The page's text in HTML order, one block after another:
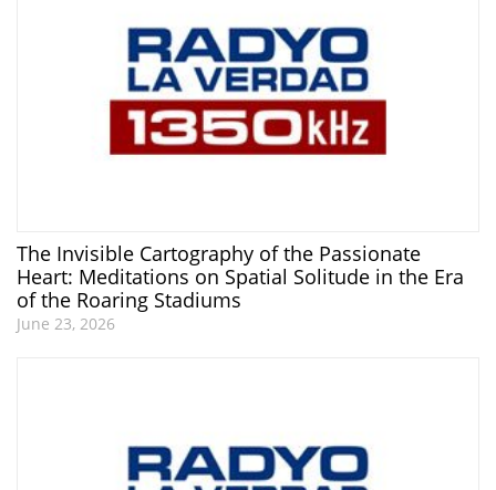
The Invisible Cartography of the Passionate
Heart: Meditations on Spatial Solitude in the Era
of the Roaring Stadiums
June 23, 2026